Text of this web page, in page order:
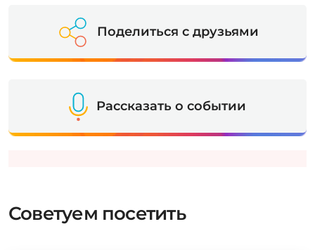
Поделиться с друзьями
Рассказать о событии
Советуем посетить